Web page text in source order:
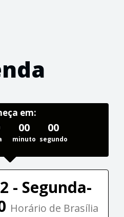
em:
00
minuto
00
segundo
- Segunda-
Horário de Brasília